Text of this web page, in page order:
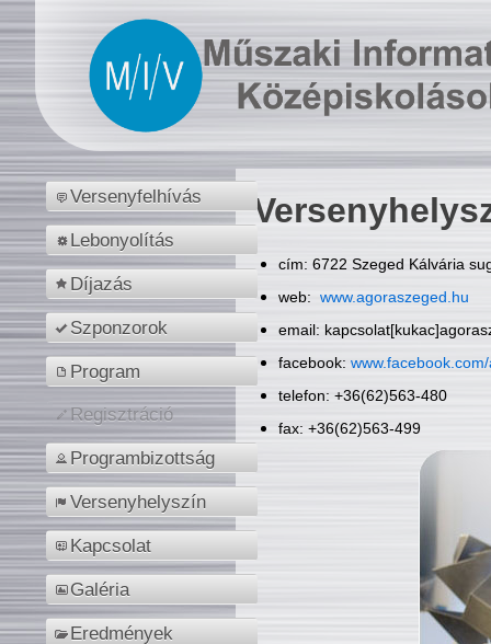
Versenyfelhívás
Lebonyolítás
Díjazás
Szponzorok
Program
Regisztráció
Programbizottság
Versenyhelyszín
Kapcsolat
Galéria
Eredmények
cím: 6722 Szeged Kálvária
web: www.agoraszeged.hu
email:
facebook:
telefon: +36(62)563-480
fax: +36(62)563-499